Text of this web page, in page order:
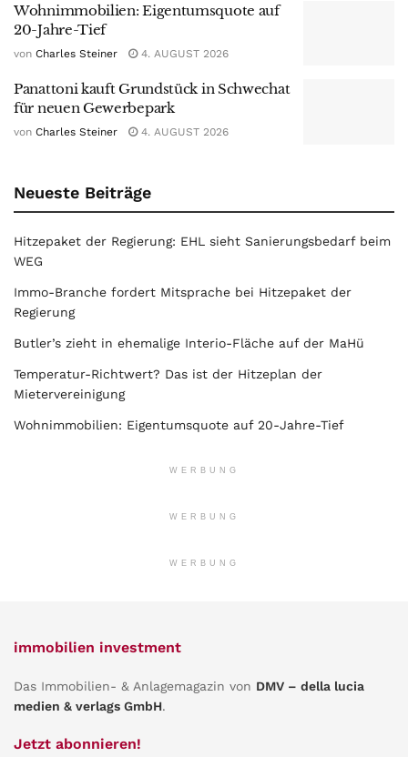
Wohnimmobilien: Eigentumsquote auf
20-Jahre-Tief
von Charles Steiner 4. AUGUST 2026
Panattoni kauft Grundstück in Schwechat
für neuen Gewerbepark
von Charles Steiner 4. AUGUST 2026
Neueste Beiträge
Hitzepaket der Regierung: EHL sieht Sanierungsbedarf beim
WEG
Immo-Branche fordert Mitsprache bei Hitzepaket der
Regierung
Butler’s zieht in ehemalige Interio-Fläche auf der MaHü
Temperatur-Richtwert? Das ist der Hitzeplan der
Mietervereinigung
Wohnimmobilien: Eigentumsquote auf 20-Jahre-Tief
WERBUNG
WERBUNG
WERBUNG
immobilien investment
Das Immobilien- & Anlagemagazin von DMV – della lucia
medien & verlags GmbH.
Jetzt abonnieren!